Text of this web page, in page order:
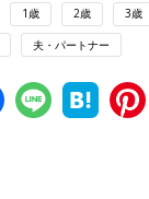
1歳 2歳 3歳
夫・パートナー